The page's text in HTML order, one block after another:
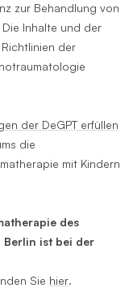
zur Behandlung von
Inhalte und der
der
der DeGPT erfüllen
die
mit Kindern
des
Berlin ist bei der
Sie hier.